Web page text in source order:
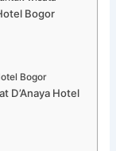
Bogor
Bogor
D’Anaya Hotel